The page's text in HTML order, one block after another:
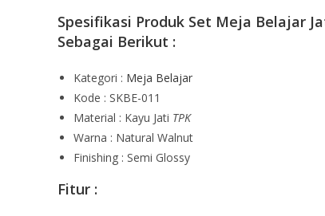
Spesifikasi Produk Set Meja Belajar
Sebagai Berikut :
Kategori : Meja Belajar
Kode : SKBE-011
Material : Kayu Jati TPK
Warna : Natural Walnut
Finishing : Semi Glossy
Fitur :